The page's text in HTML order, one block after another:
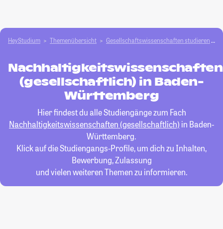
HeyStudium Themenübersicht Gesellschafts­­wissenschaften studieren
Nachhaltigkeitswissenschaften
(gesellschaftlich) in Baden-
Württemberg
Hier findest du alle Studiengänge zum Fach
Nachhaltigkeitswissenschaften (gesellschaftlich) in Baden-
Württemberg.
Klick auf die Studiengangs-Profile, um dich zu Inhalten,
Bewerbung, Zulassung
und vielen weiteren Themen zu informieren.